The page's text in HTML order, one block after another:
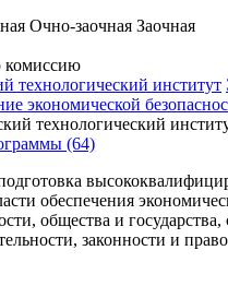
Очно-заочная Заочная
комиссию
институт
экономической
(64)
обеспечения
общества и государства,
законности и